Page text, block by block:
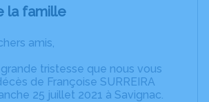
la famille
amis,
grande tristesse que nous vous
de Françoise SURREIRA
25 juillet 2021 à Savignac.